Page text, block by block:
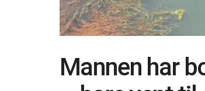
Mannen har